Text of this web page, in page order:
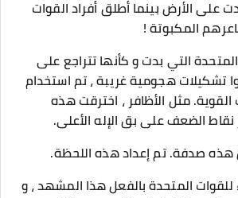
على الأرض بينما أطلق أفراد القوات
المكبوتة !
التي بدت و كأنها تتراجع على
تشكيلات هجومية غريبة ، تم استخدام
مثل الأظافر ، اخترقت هذه
الضعف على بق الإله الأعلى.
هذه صدفة. تم إعداد هذه اللحظة.
للقوات المتحدة بالفعل هذا المشهد ، و